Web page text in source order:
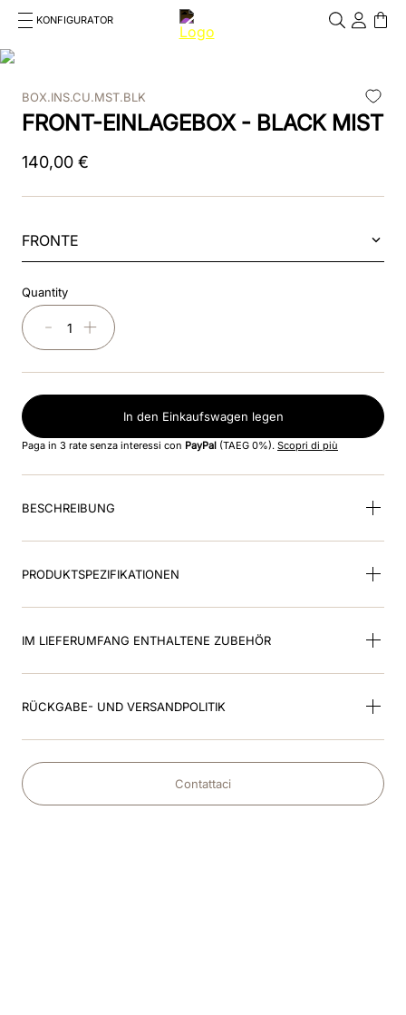
KONFIGURATOR
Cosa stai cercando?
4.box
5.pink
chromo 2
7.helm
9.smart nova polo star
BOX.INS.CU.MST.BLK
FRONT-EINLAGEBOX - BLACK MIST
140,00 €
FRONTE
Quantity
＋
－
In den Einkaufswagen legen
Paga in 3 rate senza interessi con PayPal (TAEG 0%). Scopri di più
BESCHREIBUNG
PRODUKTSPEZIFIKATIONEN
IM LIEFERUMFANG ENTHALTENE ZUBEHÖR
RÜCKGABE- UND VERSANDPOLITIK
Contattaci